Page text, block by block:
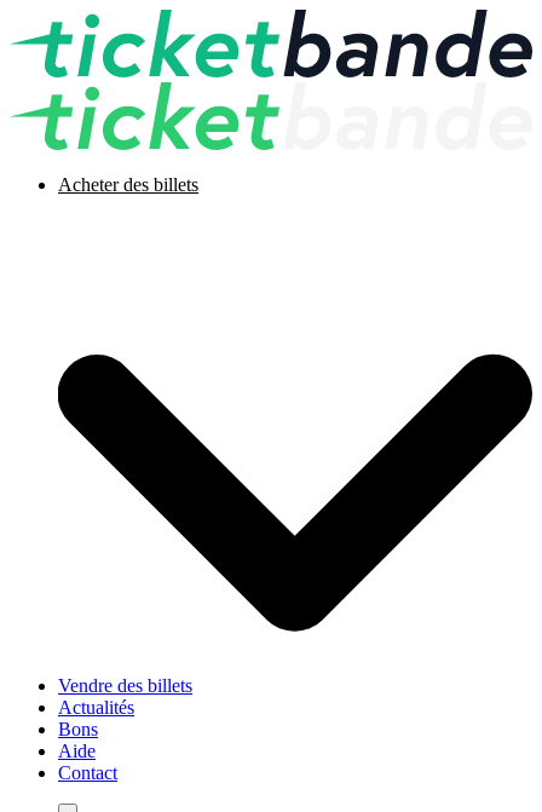
Acheter des billets
Vendre des billets
Actualités
Bons
Aide
Contact